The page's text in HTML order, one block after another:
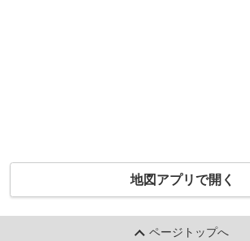
地図アプリで開く
ページトップへ